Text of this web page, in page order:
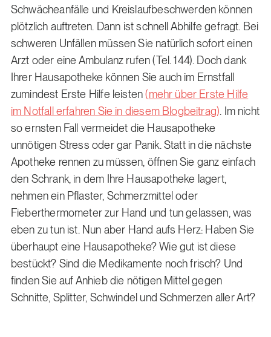
Schwächeanfälle und Kreislaufbeschwerden können
plötzlich auftreten. Dann ist schnell Abhilfe gefragt. Bei
schweren Unfällen müssen Sie natürlich sofort einen
Arzt oder eine Ambulanz rufen (Tel. 144). Doch dank
Ihrer Hausapotheke können Sie auch im Ernstfall
zumindest Erste Hilfe leisten(mehr über Erste Hilfe
im Notfall erfahren Sie in diesem Blogbeitrag). Im nicht
so ernsten Fall vermeidet die Hausapotheke
unnötigen Stress oder gar Panik. Statt in die nächste
Apotheke rennen zu müssen, öffnen Sie ganz einfach
den Schrank, in dem Ihre Hausapotheke lagert,
nehmen ein Pflaster, Schmerzmittel oder
Fieberthermometer zur Hand und tun gelassen, was
eben zu tun ist. Nun aber Hand aufs Herz: Haben Sie
überhaupt eine Hausapotheke? Wie gut ist diese
bestückt? Sind die Medikamente noch frisch? Und
finden Sie auf Anhieb die nötigen Mittel gegen
Schnitte, Splitter, Schwindel und Schmerzen aller Art?